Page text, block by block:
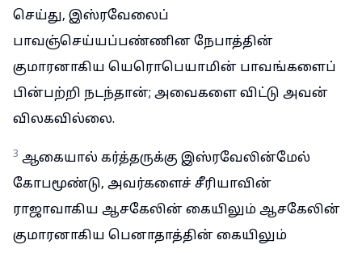
செய்து, இஸ்ரவேலைப்
பாவஞ்செய்யப்பண்ணின நேபாத்தின்
குமாரனாகிய யெரொபெயாமின் பாவங்களைப்
பின்பற்றி நடந்தான்; அவைகளை விட்டு அவன்
விலகவில்லை.
3 ஆகையால் கர்த்தருக்கு இஸ்ரவேலின்மேல்
கோபமூண்டு, அவர்களைச் சீரியாவின்
ராஜாவாகிய ஆசகேலின் கையிலும் ஆசகேலின்
குமாரனாகிய பெனாதாத்தின் கையிலும்